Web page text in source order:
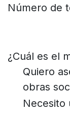
Número de
¿Cuál es el
Quiero
obras
Necesito